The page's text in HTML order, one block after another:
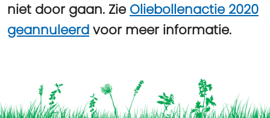
niet door gaan. Zie Oliebollenactie 2020
geannuleerd voor meer informatie.